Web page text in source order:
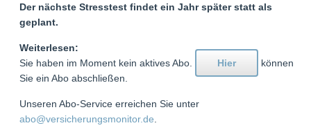
Der nächste Stresstest findet ein Jahr später statt als
geplant.
Weiterlesen:
Sie haben im Moment kein aktives Abo.
Hier
können
Sie ein Abo abschließen.
Unseren Abo-Service erreichen Sie unter
abo@versicherungsmonitor.de